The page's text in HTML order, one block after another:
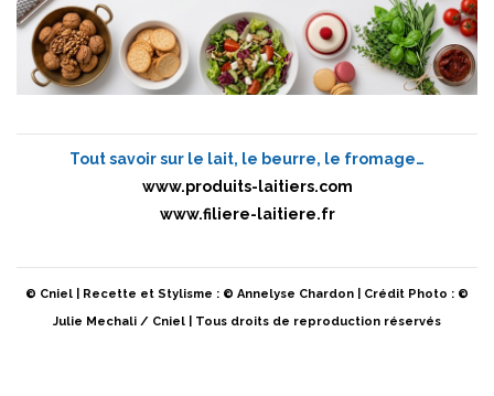
Tout savoir sur le lait, le beurre, le fromage…
www.produits-laitiers.com
www.filiere-laitiere.fr
© Cniel | Recette et Stylisme : © Annelyse Chardon | Crédit Photo : ©
Julie Mechali / Cniel | Tous droits de reproduction réservés